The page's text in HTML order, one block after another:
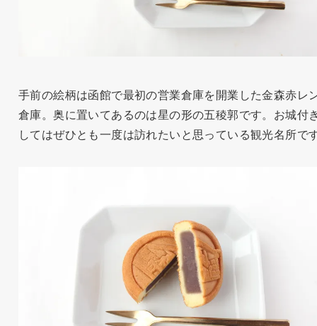
手前の絵柄は函館で最初の営業倉庫を開業した金森赤レ
倉庫。奥に置いてあるのは星の形の五稜郭です。お城付
してはぜひとも一度は訪れたいと思っている観光名所で